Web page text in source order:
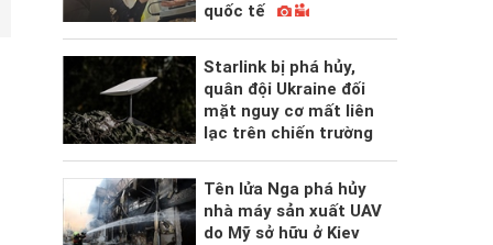
quốc tế
Starlink bị phá hủy,
quân đội Ukraine đối
mặt nguy cơ mất liên
lạc trên chiến trường
Tên lửa Nga phá hủy
nhà máy sản xuất UAV
do Mỹ sở hữu ở Kiev